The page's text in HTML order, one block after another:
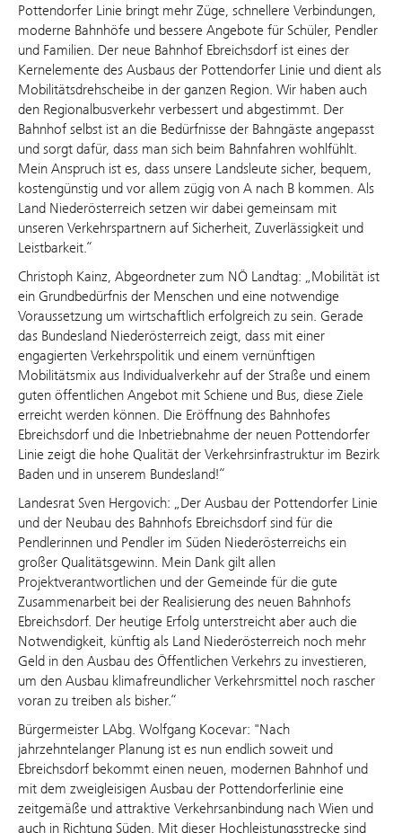
Pottendorfer Linie bringt mehr Züge, schnellere Verbindungen,
moderne Bahnhöfe und bessere Angebote für Schüler, Pendler
und Familien. Der neue Bahnhof Ebreichsdorf ist eines der
Kernelemente des Ausbaus der Pottendorfer Linie und dient als
Mobilitätsdrehscheibe in der ganzen Region. Wir haben auch
den Regionalbusverkehr verbessert und abgestimmt. Der
Bahnhof selbst ist an die Bedürfnisse der Bahngäste angepasst
und sorgt dafür, dass man sich beim Bahnfahren wohlfühlt.
Mein Anspruch ist es, dass unsere Landsleute sicher, bequem,
kostengünstig und vor allem zügig von A nach B kommen. Als
Land Niederösterreich setzen wir dabei gemeinsam mit
unseren Verkehrspartnern auf Sicherheit, Zuverlässigkeit und
Leistbarkeit.“
Christoph Kainz, Abgeordneter zum NÖ Landtag: „Mobilität ist
ein Grundbedürfnis der Menschen und eine notwendige
Voraussetzung um wirtschaftlich erfolgreich zu sein. Gerade
das Bundesland Niederösterreich zeigt, dass mit einer
engagierten Verkehrspolitik und einem vernünftigen
Mobilitätsmix aus Individualverkehr auf der Straße und einem
guten öffentlichen Angebot mit Schiene und Bus, diese Ziele
erreicht werden können. Die Eröffnung des Bahnhofes
Ebreichsdorf und die Inbetriebnahme der neuen Pottendorfer
Linie zeigt die hohe Qualität der Verkehrsinfrastruktur im Bezirk
Baden und in unserem Bundesland!“
Landesrat Sven Hergovich: „Der Ausbau der Pottendorfer Linie
und der Neubau des Bahnhofs Ebreichsdorf sind für die
Pendlerinnen und Pendler im Süden Niederösterreichs ein
großer Qualitätsgewinn. Mein Dank gilt allen
Projektverantwortlichen und der Gemeinde für die gute
Zusammenarbeit bei der Realisierung des neuen Bahnhofs
Ebreichsdorf. Der heutige Erfolg unterstreicht aber auch die
Notwendigkeit, künftig als Land Niederösterreich noch mehr
Geld in den Ausbau des Öffentlichen Verkehrs zu investieren,
um den Ausbau klimafreundlicher Verkehrsmittel noch rascher
voran zu treiben als bisher.“
Bürgermeister LAbg. Wolfgang Kocevar: "Nach
jahrzehntelanger Planung ist es nun endlich soweit und
Ebreichsdorf bekommt einen neuen, modernen Bahnhof und
mit dem zweigleisigen Ausbau der Pottendorferlinie eine
zeitgemäße und attraktive Verkehrsanbindung nach Wien und
auch in Richtung Süden. Mit dieser Hochleistungsstrecke sind